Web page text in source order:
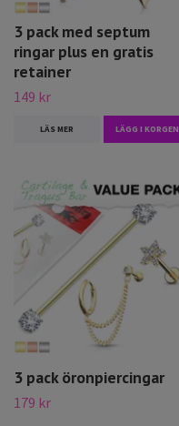
3 pack med septum
ringar plus en gratis
retainer
149 kr
LÄS MER LÄGG I KORGEN
3 pack öronpiercingar
179 kr